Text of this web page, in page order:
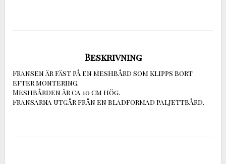
Beskrivning
Fransen är fäst på en meshbård som klipps bort
efter montering.
Meshbården är ca 10 cm hög.
Fransarna utgår från en bladformad paljettbård.